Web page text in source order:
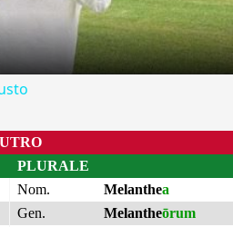
PLURALE
Nom.
Melanthea
Gen.
Melantheōrum